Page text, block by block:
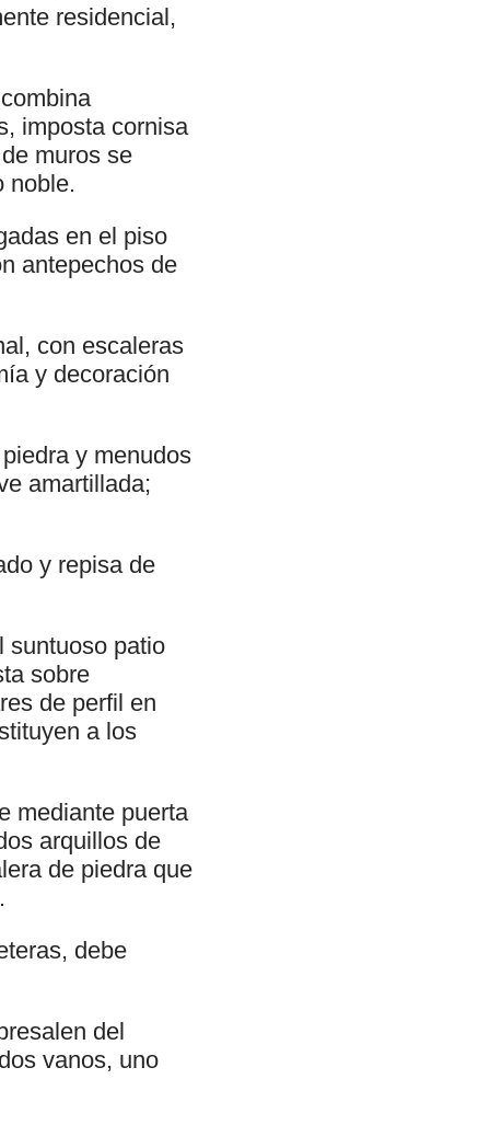
residencial,
imposta cornisa
muros se
noble.
en el piso
antepechos de
con escaleras
y decoración
y menudos
amartillada;
y repisa de
suntuoso patio
sobre
de perfil en
a los
mediante puerta
arquillos de
de piedra que
debe
del
vanos, uno